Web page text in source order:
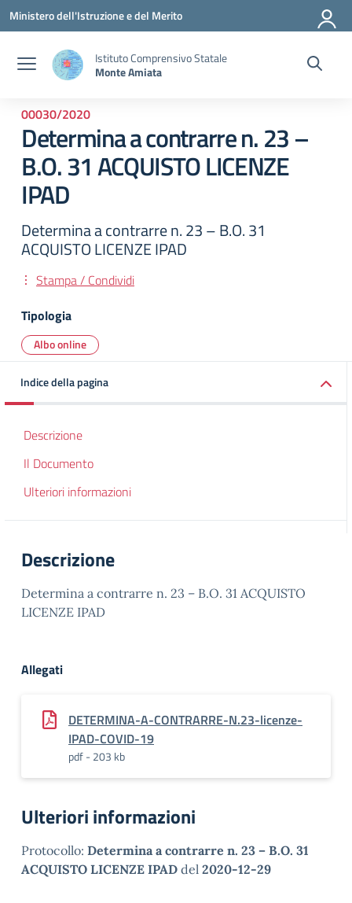
Vai ai contenuti
Vai al menu di navigazione
Vai al footer
Ministero dell'Istruzione e del Merito
Istituto Comprensivo Statale
Monte Amiata
00030/2020
Determina a contrarre n. 23 –
B.O. 31 ACQUISTO LICENZE
IPAD
Determina a contrarre n. 23 – B.O. 31
ACQUISTO LICENZE IPAD
Stampa / Condividi
Tipologia
Albo online
Indice della pagina
Descrizione
Il Documento
Ulteriori informazioni
Descrizione
Determina a contrarre n. 23 – B.O. 31 ACQUISTO
LICENZE IPAD
Allegati
DETERMINA-A-CONTRARRE-N.23-licenze-
IPAD-COVID-19
pdf - 203 kb
Ulteriori informazioni
Protocollo: Determina a contrarre n. 23 – B.O. 31
ACQUISTO LICENZE IPAD del 2020-12-29